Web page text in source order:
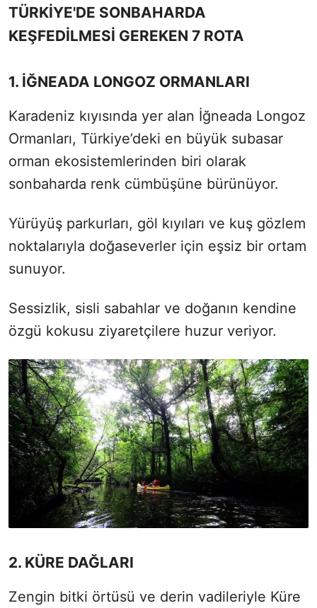
TÜRKİYE'DE SONBAHARDA
KEŞFEDİLMESİ GEREKEN 7 ROTA
1. İĞNEADA LONGOZ ORMANLARI
Karadeniz kıyısında yer alan İğneada Longoz
Ormanları, Türkiye’deki en büyük subasar
orman ekosistemlerinden biri olarak
sonbaharda renk cümbüşüne bürünüyor.
Yürüyüş parkurları, göl kıyıları ve kuş gözlem
noktalarıyla doğaseverler için eşsiz bir ortam
sunuyor.
Sessizlik, sisli sabahlar ve doğanın kendine
özgü kokusu ziyaretçilere huzur veriyor.
2. KÜRE DAĞLARI
Zengin bitki örtüsü ve derin vadileriyle Küre